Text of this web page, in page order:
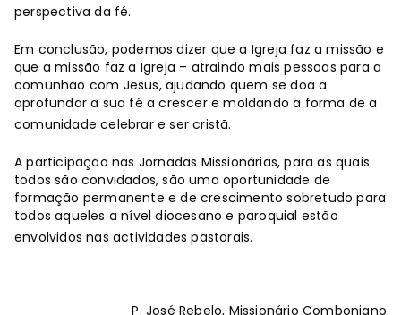
perspectiva da fé.
Em conclusão, podemos dizer que a Igreja faz a missão e
que a missão faz a Igreja – atraindo mais pessoas para a
comunhão com Jesus, ajudando quem se doa a
aprofundar a sua fé a crescer e moldando a forma de a
comunidade celebrar e ser cristã.
A participação nas Jornadas Missionárias, para as quais
todos são convidados, são uma oportunidade de
formação permanente e de crescimento sobretudo para
todos aqueles a nível diocesano e paroquial estão
envolvidos nas actividades pastorais.
P. José Rebelo, Missionário Comboniano